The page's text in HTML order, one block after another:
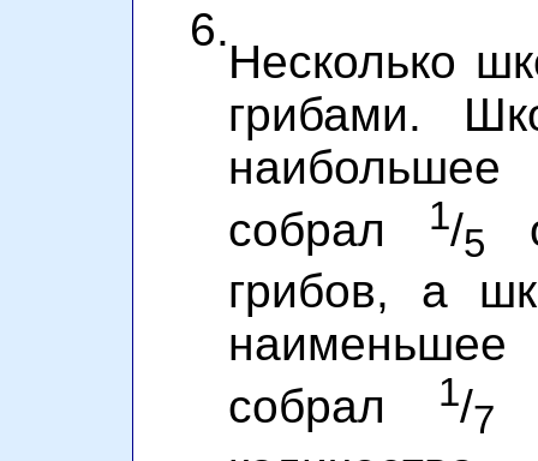
6.
Несколько
грибами.
наибольшее
собрал
1/5
грибов, а
наименьшее
собрал
1/7